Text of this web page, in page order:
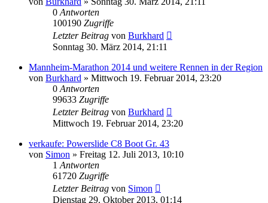
0 Antworten
100190 Zugriffe
Letzter Beitrag von Burkhard
Sonntag 30. März 2014, 21:11
Mannheim-Marathon 2014 und weitere Rennen in der Region
von Burkhard » Mittwoch 19. Februar 2014, 23:20
0 Antworten
99633 Zugriffe
Letzter Beitrag von Burkhard
Mittwoch 19. Februar 2014, 23:20
verkaufe: Powerslide C8 Boot Gr. 43
von Simon » Freitag 12. Juli 2013, 10:10
1 Antworten
61720 Zugriffe
Letzter Beitrag von Simon
Dienstag 29. Oktober 2013, 01:14